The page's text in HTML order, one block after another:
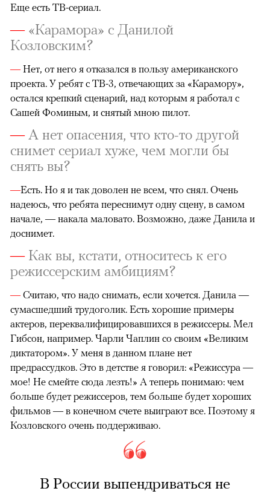
Еще есть ТВ-сериал.
—«Карамора» с Данилой
Козловским?
— Нет, от него я отказался в пользу американского
проекта. У ребят с ТВ-3, отвечающих за «Карамору»,
остался крепкий сценарий, над которым я работал с
Сашей Фоминым, и снятый мною пилот.
—А нет опасения, что кто-то другой
снимет сериал хуже, чем могли бы
снять вы?
—Есть. Но я и так доволен не всем, что снял. Очень
надеюсь, что ребята переснимут одну сцену, в самом
начале, — накала маловато. Возможно, даже Данила и
доснимет.
—Как вы, кстати, относитесь к его
режиссерским амбициям?
— Считаю, что надо снимать, если хочется. Данила —
сумасшедший трудоголик. Есть хорошие примеры
актеров, переквалифицировавшихся в режиссеры. Мел
Гибсон, например. Чарли Чаплин со своим «Великим
диктатором». У меня в данном плане нет
предрассудков. Это в детстве я говорил: «Режиссура —
мое! Не смейте сюда лезть!» А теперь понимаю: чем
больше будет режиссеров, тем больше будет хороших
фильмов — в конечном счете выиграют все. Поэтому я
Козловского очень поддерживаю.
В России выпендриваться не